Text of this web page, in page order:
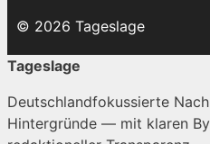
© 2026 Tageslage
Tageslage
Deutschlandfokussierte
Hintergründe — mit klaren